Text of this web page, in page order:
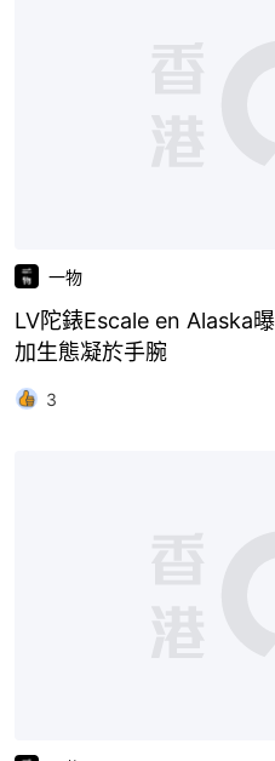
一物
LV陀錶Escale en Alaska
加生態凝於手腕
3